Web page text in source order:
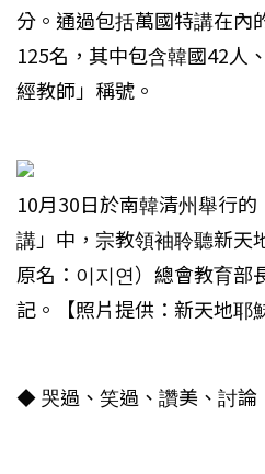
分。通過包括萬國特講在內
125名，其中包含韓國42人
經教師」稱號。
10月30日於南韓清州舉行
講」中，宗教領袖聆聽新天
原名：이지연）總會教育部
記。【照片提供：新天地耶
◆ 哭過、笑過、讚美、討論